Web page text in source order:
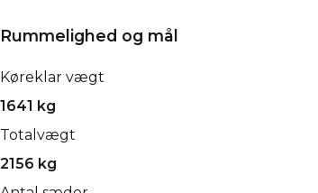
Rummelighed og mål
Køreklar vægt
1641 kg
Totalvægt
2156 kg